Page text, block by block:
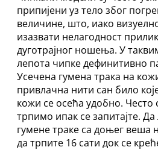
припијени уз тело због
величине, што, иако
изазвати нелагодност
дуготрајног ношења. У
лепота чипке дефинитивно
Усечена гумена трака на
привлачна нити сан било
кожи се осећа удобно. Често
трпимо ипак се запитајте. Да
гумене траке са доњег
да трпите 16 сати док се